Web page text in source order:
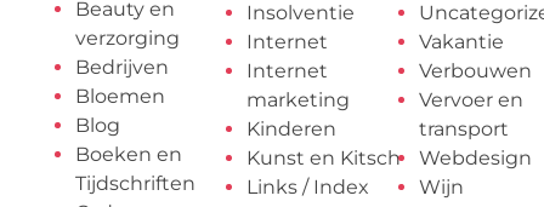
Beauty en
verzorging
Bedrijven
Bloemen
Blog
Boeken en
Tijdschriften
Insolventie
Internet
Internet
marketing
Kinderen
Kunst en Kitsch
Links / Index
Vakantie
Verbouwen
Vervoer en
transport
Webdesign
Wijn